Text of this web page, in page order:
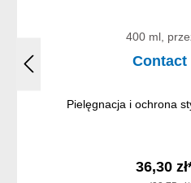
400 ml,
Contact
Pielęgnacja i ochrona
36,30